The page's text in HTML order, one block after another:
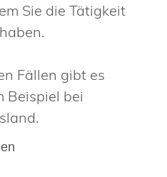
Sie die Tätigkeit
Fällen gibt es
Beispiel bei